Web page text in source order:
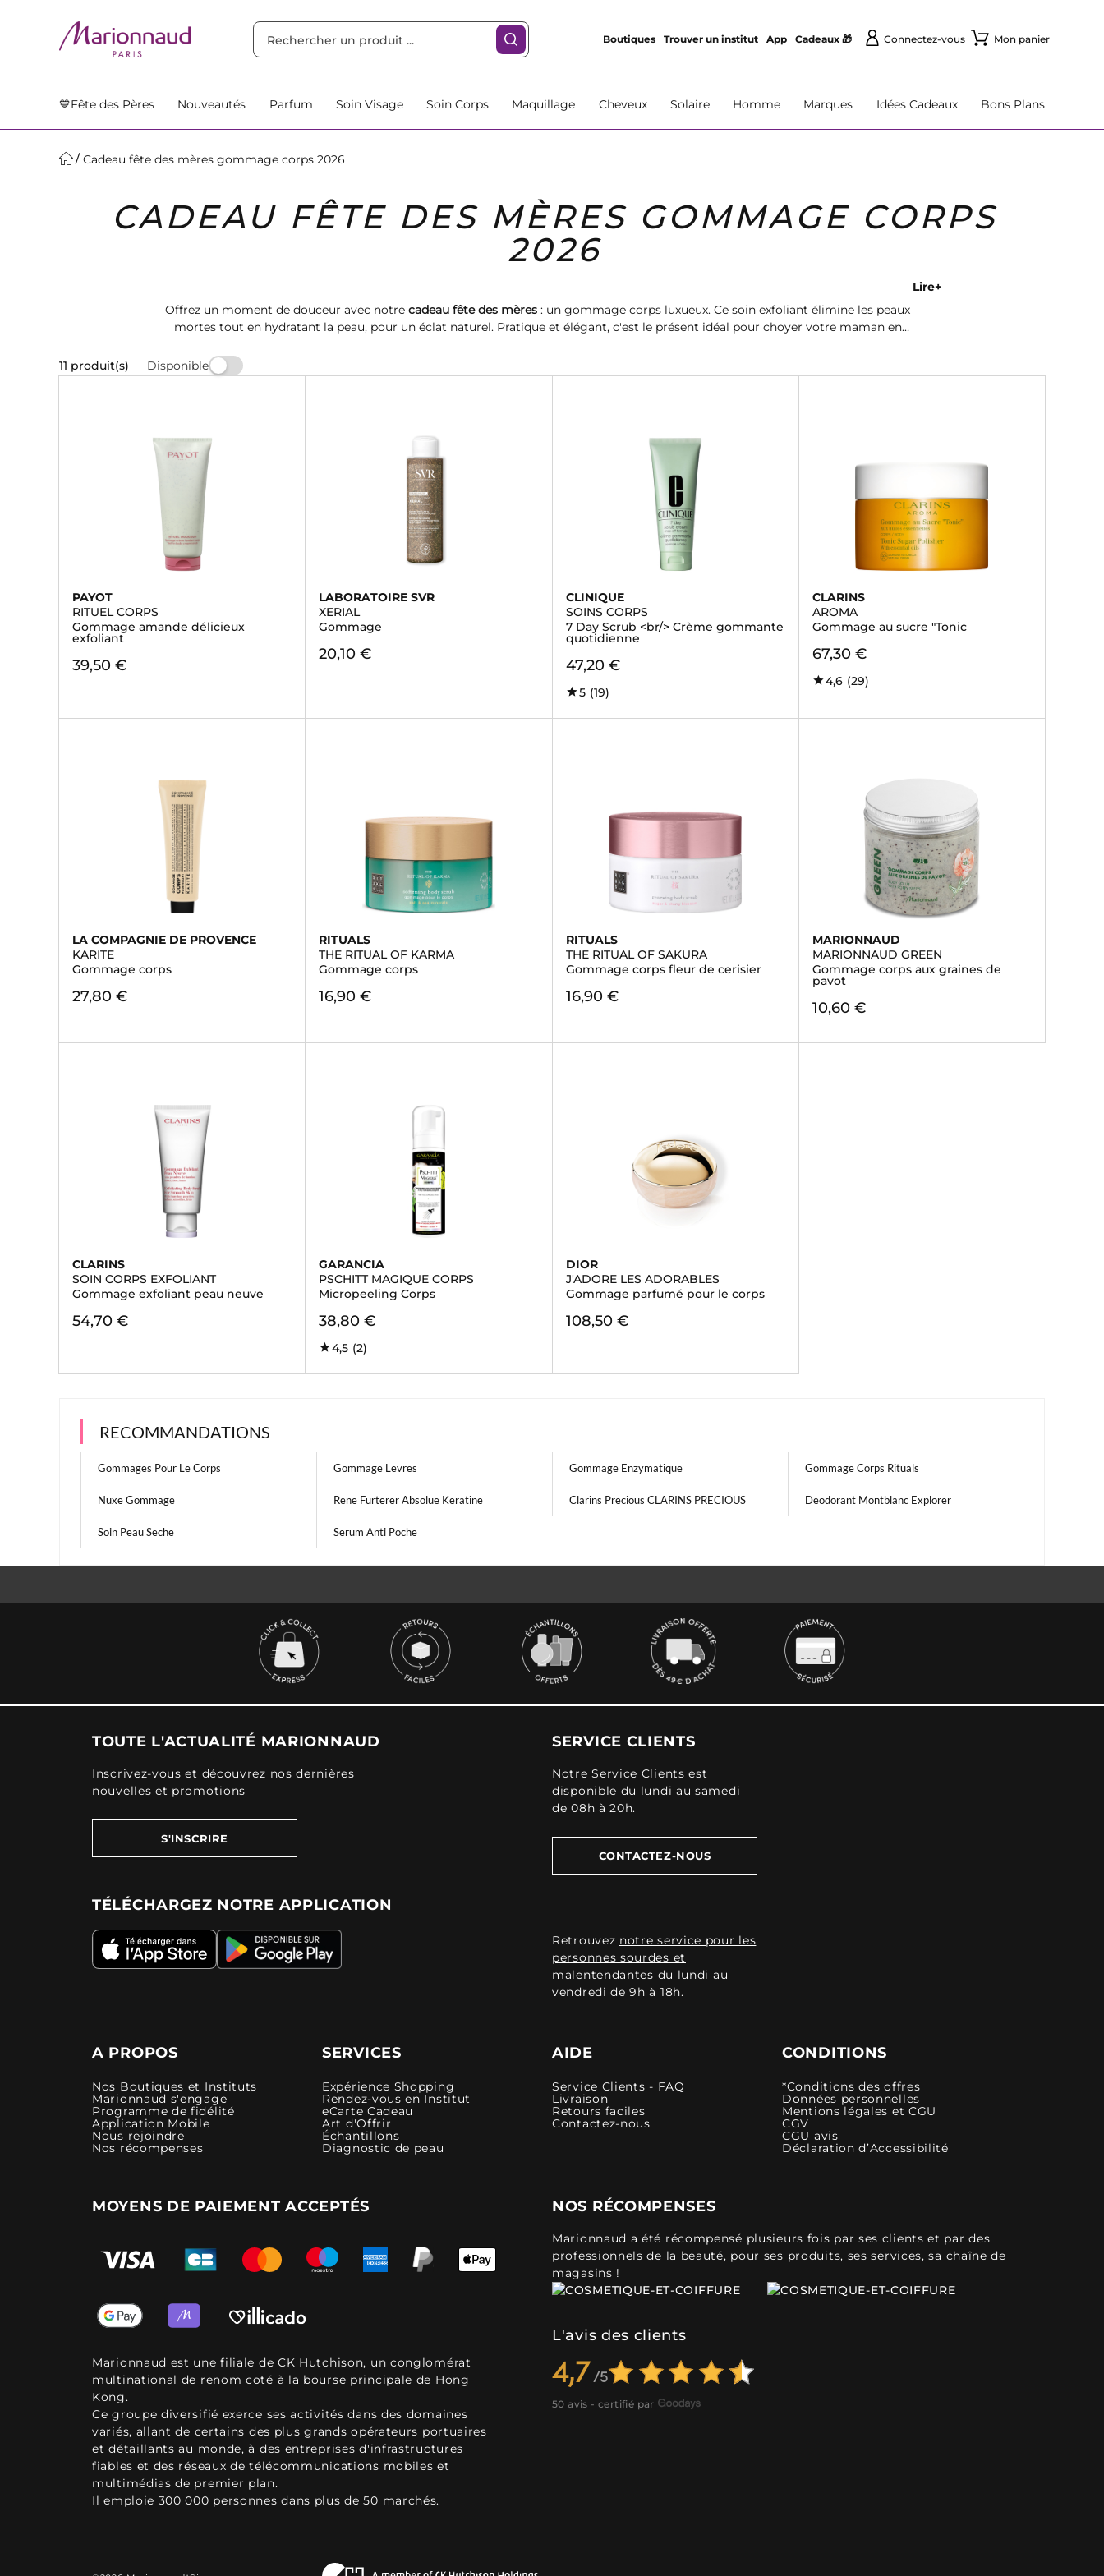
Boutiques Trouver un institut App Cadeaux 🎁 Connectez-vous Mon panier
💙Fête des Pères Nouveautés Parfum Soin Visage Soin Corps Maquillage Cheveux Solaire Homme Marques Idées Cadeaux Bons Plans
Cadeau fête des mères gommage corps 2026
CADEAU FÊTE DES MÈRES GOMMAGE CORPS
2026
Offrez un moment de douceur avec notre cadeau fête des mères : un gommage corps luxueux. Ce soin exfoliant élimine les peaux
mortes tout en hydratant la peau, pour un éclat naturel. Pratique et élégant, c'est le présent idéal pour choyer votre maman en
Lire+
11 produit(s) Disponible
PAYOT
RITUEL CORPS
Gommage amande délicieux
exfoliant
39,50 €
LABORATOIRE SVR
XERIAL
Gommage
20,10 €
CLINIQUE
SOINS CORPS
7 Day Scrub <br/> Crème gommante
quotidienne
47,20 €
5 (19)
CLARINS
AROMA
Gommage au sucre "Tonic
67,30 €
4,6 (29)
LA COMPAGNIE DE PROVENCE
KARITE
Gommage corps
27,80 €
RITUALS
THE RITUAL OF KARMA
Gommage corps
16,90 €
RITUALS
THE RITUAL OF SAKURA
Gommage corps fleur de cerisier
16,90 €
MARIONNAUD
MARIONNAUD GREEN
Gommage corps aux graines de
pavot
10,60 €
CLARINS
SOIN CORPS EXFOLIANT
Gommage exfoliant peau neuve
54,70 €
GARANCIA
PSCHITT MAGIQUE CORPS
Micropeeling Corps
38,80 €
4,5 (2)
DIOR
J'ADORE LES ADORABLES
Gommage parfumé pour le corps
108,50 €
RECOMMANDATIONS
Gommages Pour Le Corps Gommage Levres Gommage Enzymatique Gommage Corps Rituals
Nuxe Gommage Rene Furterer Absolue Keratine Clarins Precious CLARINS PRECIOUS Deodorant Montblanc Explorer
Soin Peau Seche Serum Anti Poche
TOUTE L'ACTUALITÉ MARIONNAUD
Inscrivez-vous et découvrez nos dernières
nouvelles et promotions
S'INSCRIRE
TÉLÉCHARGEZ NOTRE APPLICATION
SERVICE CLIENTS
Notre Service Clients est
disponible du lundi au samedi
de 08h à 20h.
CONTACTEZ-NOUS
Retrouvez notre service pour les
personnes sourdes et
malentendantes du lundi au
vendredi de 9h à 18h.
A PROPOS
Nos Boutiques et Instituts
Marionnaud s'engage
Programme de fidélité
Application Mobile
Nous rejoindre
Nos récompenses
SERVICES
Expérience Shopping
Rendez-vous en Institut
eCarte Cadeau
Art d'Offrir
Échantillons
Diagnostic de peau
AIDE
Service Clients - FAQ
Livraison
Retours faciles
Contactez-nous
CONDITIONS
*Conditions des offres
Données personnelles
Mentions légales et CGU
CGV
CGU avis
Déclaration d’Accessibilité
MOYENS DE PAIEMENT ACCEPTÉS
Marionnaud est une filiale de CK Hutchison, un conglomérat
multinational de renom coté à la bourse principale de Hong
Kong.
Ce groupe diversifié exerce ses activités dans des domaines
variés, allant de certains des plus grands opérateurs portuaires
et détaillants au monde, à des entreprises d'infrastructures
fiables et des réseaux de télécommunications mobiles et
multimédias de premier plan.
Il emploie 300 000 personnes dans plus de 50 marchés.
NOS RÉCOMPENSES
Marionnaud a été récompensé plusieurs fois par ses clients et par des
professionnels de la beauté, pour ses produits, ses services, sa chaîne de
magasins !
L'avis des clients
4,7
50 avis - certifié par